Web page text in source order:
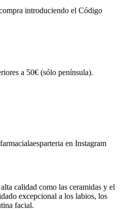
introduciendo el Código
a 50€ (sólo península).
en Instagram
calidad como las ceramidas y el
excepcional a los labios, los
facial.